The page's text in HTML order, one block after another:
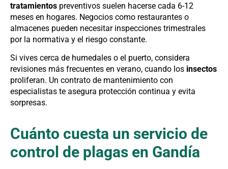
tratamientos preventivos suelen hacerse cada 6-12
meses en hogares. Negocios como restaurantes o
almacenes pueden necesitar inspecciones trimestrales
por la normativa y el riesgo constante.
Si vives cerca de humedales o el puerto, considera
revisiones más frecuentes en verano, cuando los insectos
proliferan. Un contrato de mantenimiento con
especialistas te asegura protección continua y evita
sorpresas.
Cuánto cuesta un servicio de
control de plagas en Gandía